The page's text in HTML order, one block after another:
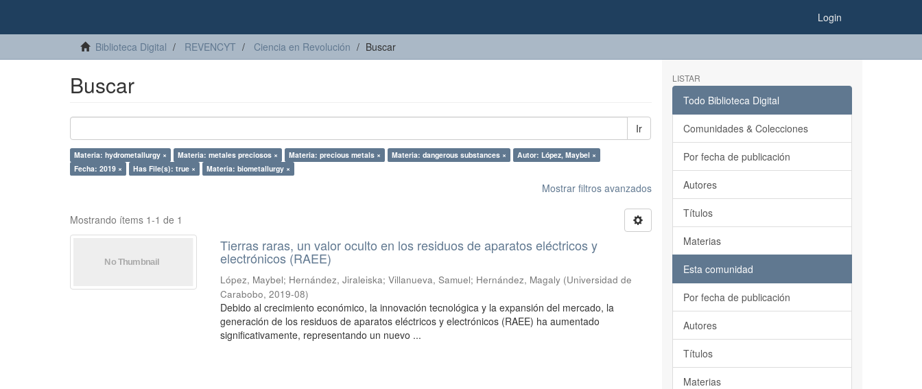
Login
Biblioteca Digital REVENCYT Ciencia en Revolución Buscar
Buscar
Ir
Materia: hydrometallurgy × Materia: metales preciosos × Materia: precious metals × Materia: dangerous substances ×
Autor: López, Maybel ×
Fecha: 2019 ×
Has File(s): true × Materia: biometallurgy ×
Mostrar filtros avanzados
Mostrando ítems 1-1 de 1
Tierras raras, un valor oculto en los residuos de aparatos eléctricos y
electrónicos (RAEE)
López, Maybel; Hernández, Jiraleiska;Villanueva, Samuel; Hernández, Magaly (Universidad de
Carabobo,2019-08)
Debido al crecimiento económico, la innovación tecnológica y la expansión del mercado, la
generación de los residuos de aparatos eléctricos y electrónicos (RAEE) ha aumentado
significativamente, representando un nuevo ...
LISTAR
Todo Biblioteca Digital
Comunidades & Colecciones
Por fecha de publicación
Autores
Títulos
Materias
Esta comunidad
Por fecha de publicación
Autores
Títulos
Materias